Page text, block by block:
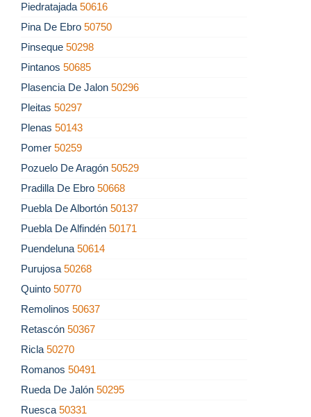
Piedratajada 50616
Pina De Ebro 50750
Pinseque 50298
Pintanos 50685
Plasencia De Jalon 50296
Pleitas 50297
Plenas 50143
Pomer 50259
Pozuelo De Aragón 50529
Pradilla De Ebro 50668
Puebla De Albortón 50137
Puebla De Alfindén 50171
Puendeluna 50614
Purujosa 50268
Quinto 50770
Remolinos 50637
Retascón 50367
Ricla 50270
Romanos 50491
Rueda De Jalón 50295
Ruesca 50331